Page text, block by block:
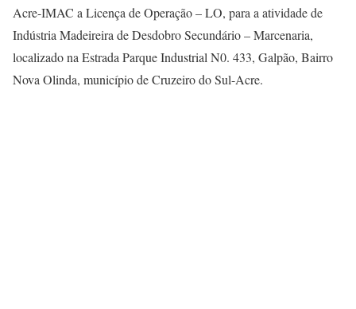
Acre-IMAC a Licença de Operação – LO, para a atividade de
Indústria Madeireira de Desdobro Secundário – Marcenaria,
localizado na Estrada Parque Industrial N0. 433, Galpão, Bairro
Nova Olinda, município de Cruzeiro do Sul-Acre.